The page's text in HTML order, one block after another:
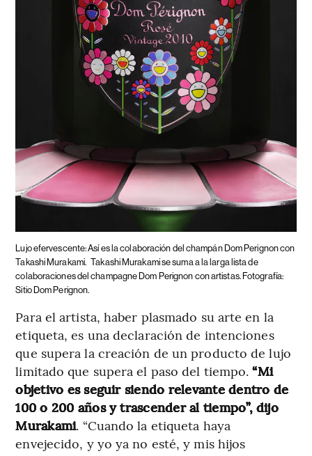
Lujo efervescente: Así es la colaboración del champán Dom Perignon con
Takashi Murakami. Takashi Murakami se suma a la larga lista de
colaboraciones del champagne Dom Perignon con artistas. Fotografía:
Sitio Dom Perignon.
Para el artista, haber plasmado su arte en la
etiqueta, es una declaración de intenciones
que supera la creación de un producto de lujo
limitado que supera el paso del tiempo.“Mi
objetivo es seguir siendo relevante dentro de
100 o 200 años y trascender al tiempo”, dijo
Murakami. “Cuando la etiqueta haya
envejecido, y yo ya no esté, y mis hijos